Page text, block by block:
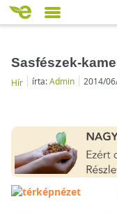
Sasfészek-
Hír írta:Admin 2014/